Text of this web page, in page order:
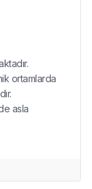
ortamlarda
asla